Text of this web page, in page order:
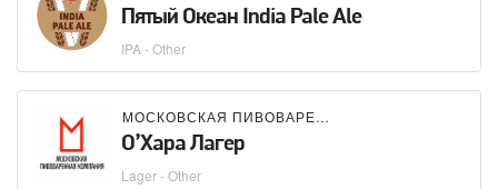
Пятый Океан India Pale Ale
IPA - Other
МОСКОВСКАЯ ПИВОВАРЕННАЯ КОМПАНИЯ (МПК)
О’Хара Лагер
Lager - Other